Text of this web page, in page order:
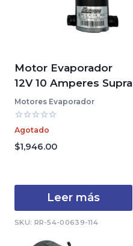
Motor Evaporador
12V 10 Amperes Supra
Motores Evaporador
Valorado
con
0
de
Agotado
$1,946.00
Leer más
SKU: RR-54-00639-114